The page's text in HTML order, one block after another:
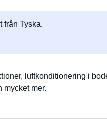
från Tyska.
luftkonditionering i
mycket mer.